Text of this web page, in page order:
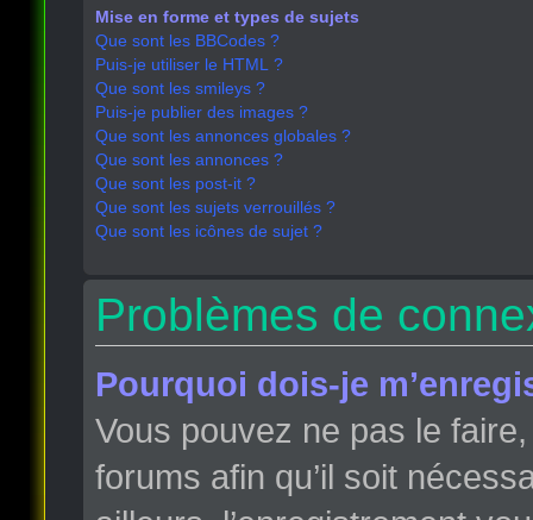
Mise en forme et types de sujets
Que sont les BBCodes ?
Puis-je utiliser le HTML ?
Que sont les smileys ?
Puis-je publier des images ?
Que sont les annonces globales ?
Que sont les annonces ?
Que sont les post-it ?
Que sont les sujets verrouillés ?
Que sont les icônes de sujet ?
Problèmes de
Pourquoi dois-je
Vous pouvez ne pas le
forums afin qu’il soit